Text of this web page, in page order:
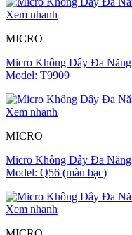
Xem nhanh
MICRO
Micro Không Dây Đa Năng
Model: T9909
Xem nhanh
MICRO
Micro Không Dây Đa Năng
Model: Q56 (màu bạc)
Xem nhanh